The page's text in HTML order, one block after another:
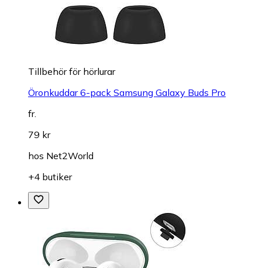
Tillbehör för hörlurar
Öronkuddar 6-pack Samsung Galaxy Buds Pro
fr.
79 kr
hos Net2World
+4 butiker